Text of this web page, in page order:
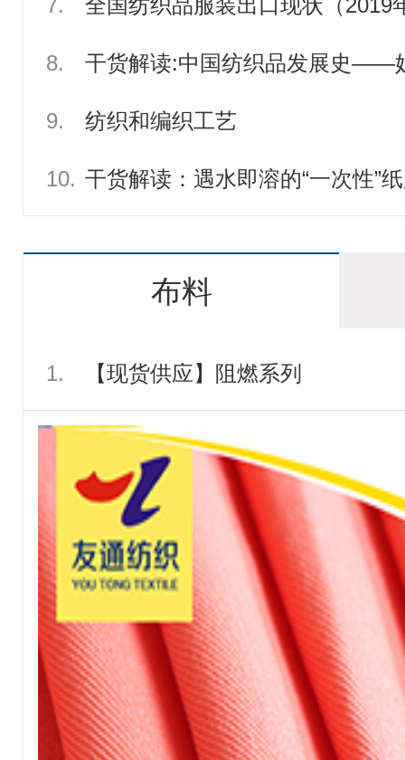
7. 全国纺织品服装出口现状（2019
8. 干货解读:中国纺织品发展史——
9. 纺织和编织工艺
10. 干货解读：遇水即溶的“一次性”
布料
1. 【现货供应】阻燃系列